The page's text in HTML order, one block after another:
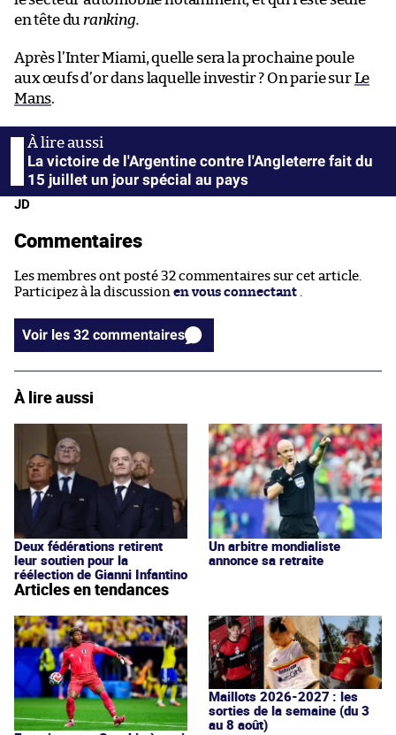
en tête du ranking.
Après l’Inter Miami, quelle sera la prochaine poule
aux œufs d’or dans laquelle investir ? On parie surLe
Mans.
La victoire de l'Argentine contre l'Angleterre fait du
15 juillet un jour spécial au pays
JD
Commentaires
Les membres ont posté 32 commentaires sur cet article.
Participez à la discussion en vous connectant
Voir les 32 commentaires
À lire aussi
Deux fédérations retirent
leur soutien pour la
réélection de Gianni Infantino
Un arbitre mondialiste
annonce sa retraite
Articles en tendances
Maillots 2026-2027 : les
sorties de la semaine (du 3
au 8 août)